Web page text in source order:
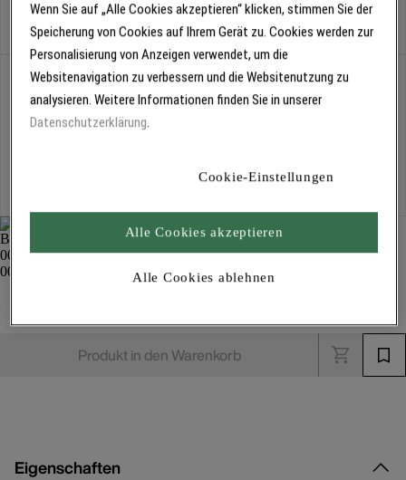
Stück
Abholung
Für Verfügbarkeiten bitteanmelden
Gummi-Gipsbecher 1154
Produkt in den Warenkorb
Eigenschaften
Wenn Sie auf „Alle Cookies akzeptieren“ klicken, stimmen Sie der
Speicherung von Cookies auf Ihrem Gerät zu. Cookies werden zur
Personalisierung von Anzeigen verwendet, um die
Websitenavigation zu verbessern und die Websitenutzung zu
analysieren. Weitere Informationen finden Sie in unserer
Datenschutzerklärung.
Cookie-Einstellungen
Alle Cookies ablehnen
Alle Cookies akzeptieren